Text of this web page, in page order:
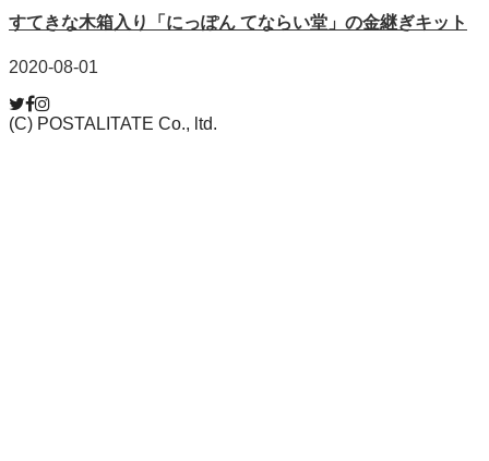
すてきな木箱入り「にっぽん てならい堂」の金継ぎキット
2020-08-01
(C) POSTALITATE Co., ltd.